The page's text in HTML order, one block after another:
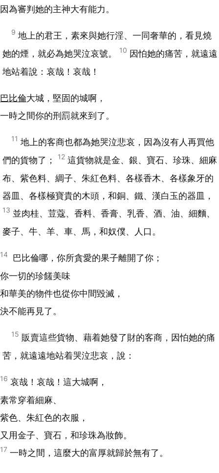
因為審判她的主神大有能力。
9 地上的君王，素來與她行淫、一同奢華的，看見燒
她的煙，就必為她哭泣哀號。
10 因怕她的痛苦，就遠遠
地站着說：哀哉！哀哉！
巴比倫大城，堅固的城啊，
一時之間你的刑罰就來到了。
11 地上的客商也都為她哭泣悲哀，因為沒有人再買他
們的貨物了；
12 這貨物就是金、銀、寶石、珍珠、細麻
布、紫色料、綢子、朱紅色料、各樣香木、各樣象牙的
器皿、各樣極寶貴的木頭，和銅、鐵、漢白玉的器皿，
13 並肉桂、荳蔻、香料、香膏、乳香、酒、油、細麵、
麥子、牛、羊、車、馬，和奴僕、人口。
14 巴比倫哪，你所貪愛的果子離開了你；
你一切的珍饈美味
和華美的物件也從你中間毀滅，
決不能再見了。
15 販賣這些貨物、藉着她發了財的客商，因怕她的痛
苦，就遠遠地站着哭泣悲哀，說：
16 哀哉！哀哉！這大城啊，
素常穿着細麻、
紫色、朱紅色的衣服，
又用金子、寶石，和珍珠為妝飾。
17 一時之間，這麼大的富厚就歸於無有了。